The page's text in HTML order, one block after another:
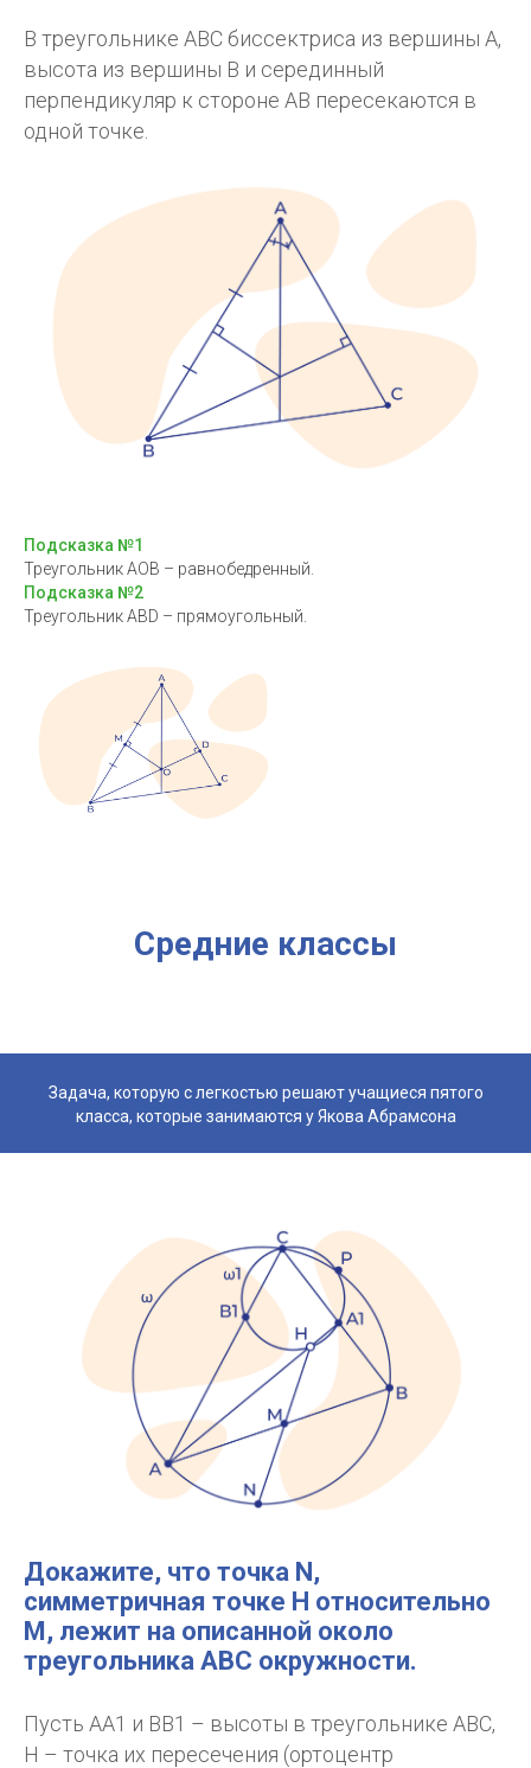
В треугольнике АВС биссектриса из вершины А,
высота из вершины В и серединный
перпендикуляр к стороне АВ пересекаются в
одной точке.
Подсказка №1
Треугольник АОВ – равнобедренный.
Подсказка №2
Треугольник АВD – прямоугольный.
Средние классы
Задача, которую с легкостью решают учащиеся пятого
класса, которые занимаются у Якова Абрамсона
Докажите, что точка N,
симметричная точке H относительно
M, лежит на описанной около
треугольника АВС окружности.
Пусть AA1 и BB1 – высоты в треугольнике АВС,
Н – точка их пересечения (ортоцентр